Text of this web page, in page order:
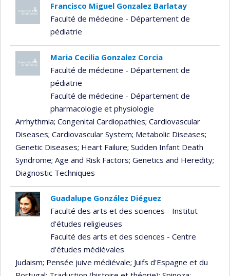
Francisco Miguel Gonzalez Barlatay
Faculté de médecine - Département de
pédiatrie
Maria Cecilia Gonzalez Corcia
Faculté de médecine - Département de
pédiatrie
Faculté de médecine - Département de
pharmacologie et physiologie
Arrhythmia; Congenital Cardiopathies; Cardiovascular
Diseases; Cardiovascular System; Metabolic Diseases;
Genetic Diseases; Heart Failure; Sudden Infant Death
Syndrome; Age and Risk Factors; Genetics and Heredity;
Diagnostic Techniques
Guadalupe González Diéguez
Faculté des arts et des sciences - Institut
d'études religieuses
Faculté des arts et des sciences - Centre
d'études médiévales
Judaism; Pensée juive médiévale; Juifs d'Espagne et du